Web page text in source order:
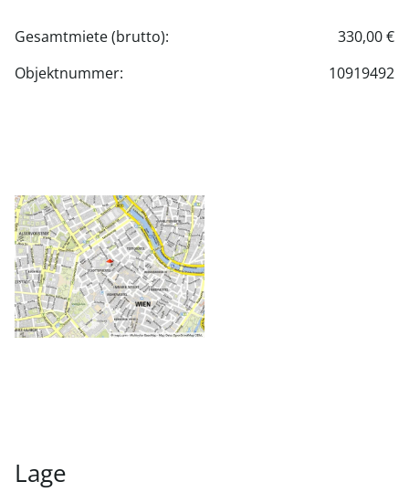
Bei Interesse kontaktieren Sie bitte die
Liegenschaftsverwaltung unter Tel. 01-534 73-224.
Gesamtmiete (brutto):
330,00 €
Objektnummer:
10919492
Lage